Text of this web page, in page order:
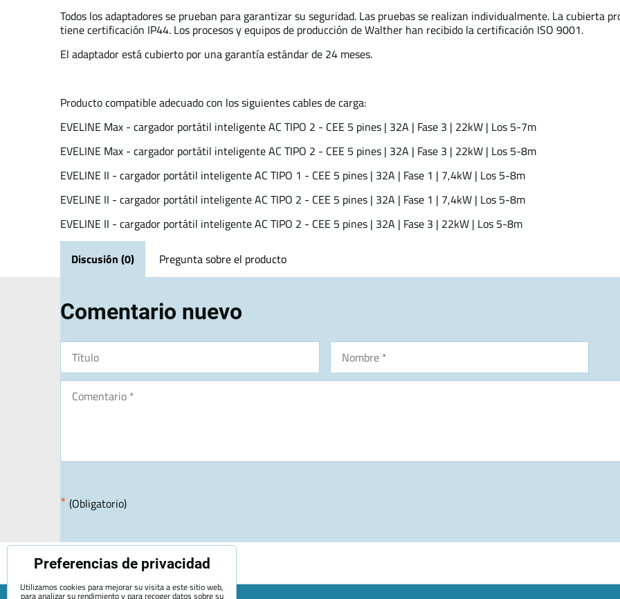
Todos los adaptadores se prueban para garantizar su seguridad. Las pruebas se realizan individualmente. La cubierta
tiene certificación IP44. Los procesos y equipos de producción de Walther han recibido la certificación ISO 9001.
El adaptador está cubierto por una garantía estándar de 24 meses.
Producto compatible adecuado con los siguientes cables de carga:
EVELINE Max - cargador portátil inteligente AC TIPO 2 - CEE 5 pines | 32A | Fase 3 | 22kW | Los 5-7m
EVELINE Max - cargador portátil inteligente AC TIPO 2 - CEE 5 pines | 32A | Fase 3 | 22kW | Los 5-8m
EVELINE II - cargador portátil inteligente AC TIPO 1 - CEE 5 pines | 32A | Fase 1 | 7,4kW | Los 5-8m
EVELINE II - cargador portátil inteligente AC TIPO 2 - CEE 5 pines | 32A | Fase 1 | 7,4kW | Los 5-8m
EVELINE II - cargador portátil inteligente AC TIPO 2 - CEE 5 pines | 32A | Fase 3 | 22kW | Los 5-8m
Discusión (0) Pregunta sobre el producto
Comentario nuevo
* (Obligatorio)
Preferencias de privacidad
Utilizamos cookies para mejorar su visita a este sitio web,
para analizar su rendimiento y para recoger datos sobre su